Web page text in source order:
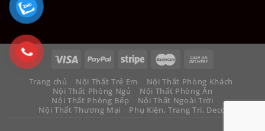
Trang chủ Nội Thất Trẻ Em
Nội Thất Phòng Khách
Nội Thất Phòng Ngủ
Nội Thất Phòng Ăn
Nội Thất Phòng Bếp
Nội Thất Ngoài Trời
Nội Thất Thương Mại
Phụ Kiện, Trang Trí, Decor